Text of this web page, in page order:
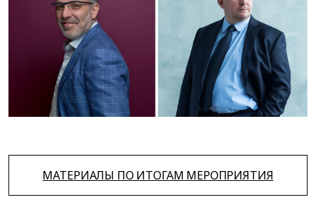
МАТЕРИАЛЫ ПО ИТОГАМ МЕРОПРИЯТИЯ